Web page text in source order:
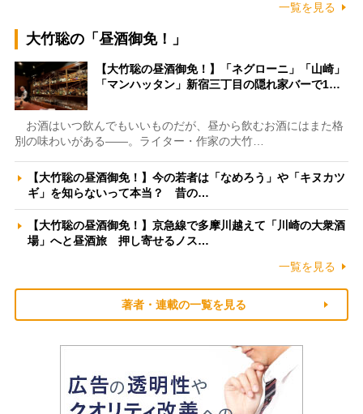
一覧を見る
大竹聡の「昼酒御免！」
【大竹聡の昼酒御免！】「ネグローニ」「山崎」
「マンハッタン」新宿三丁目の隠れ家バーで1…
お酒はいつ飲んでもいいものだが、昼から飲むお酒にはまた格
別の味わいがある――。ライター・作家の大竹…
【大竹聡の昼酒御免！】今の若者は「なめろう」や「キヌカツ
ギ」を知らないって本当？ 昔の…
【大竹聡の昼酒御免！】京急線で多摩川越えて「川崎の大衆酒
場」へと昼酒旅 押し寄せるノス…
一覧を見る
著者・連載の一覧を見る